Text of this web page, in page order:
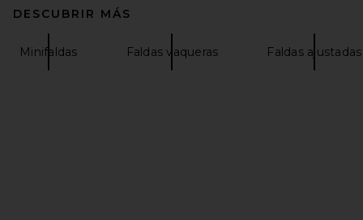
DESCUBRIR MÁS
Minifaldas Faldas vaqueras Faldas ajustadas